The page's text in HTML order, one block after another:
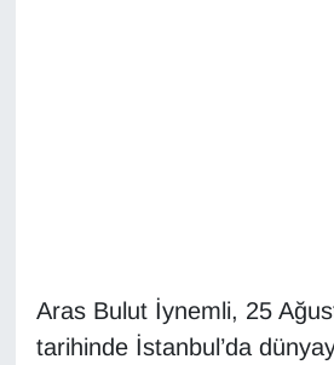
Aras Bulut İynemli, 25
tarihinde İstanbul’da
Emlak